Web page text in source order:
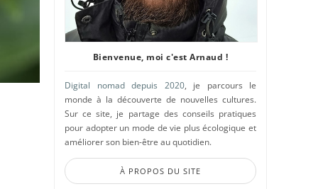
Bienvenue, moi c'est Arnaud !
Digital nomad depuis 2020, je parcours le
monde à la découverte de nouvelles cultures.
Sur ce site, je partage des conseils pratiques
pour adopter un mode de vie plus écologique et
améliorer son bien-être au quotidien.
À PROPOS DU SITE